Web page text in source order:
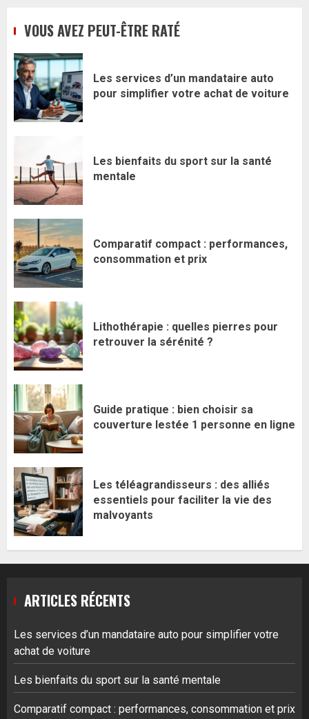
VOUS AVEZ PEUT-ÊTRE RATÉ
Les services d’un mandataire auto
pour simplifier votre achat de voiture
Les bienfaits du sport sur la santé
mentale
Comparatif compact : performances,
consommation et prix
Lithothérapie : quelles pierres pour
retrouver la sérénité ?
Guide pratique : bien choisir sa
couverture lestée 1 personne en ligne
Les téléagrandisseurs : des alliés
essentiels pour faciliter la vie des
malvoyants
ARTICLES RÉCENTS
Les services d’un mandataire auto pour simplifier votre
achat de voiture
Les bienfaits du sport sur la santé mentale
Comparatif compact : performances, consommation et prix